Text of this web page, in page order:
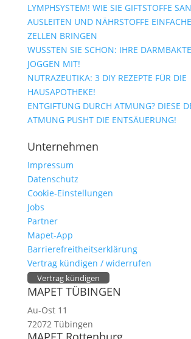
LYMPHSYSTEM! WIE SIE GIFTSTOFFE
AUSLEITEN UND NÄHRSTOFFE
ZELLEN BRINGEN
WUSSTEN SIE SCHON: IHRE
JOGGEN MIT!
NUTRAZEUTIKA: 3 DIY REZEPTE FÜR DIE
HAUSAPOTHEKE!
ENTGIFTUNG DURCH ATMUNG? DIESE
ATMUNG PUSHT DIE ENTSÄUERUNG!
Unternehmen
Impressum
Datenschutz
Cookie-Einstellungen
Jobs
Partner
Mapet-App
Barrierefreitheitserklärung
Vertrag kündigen / widerrufen
Vertrag kündigen
MAPET TÜBINGEN
Au-Ost 11
72072 Tübingen